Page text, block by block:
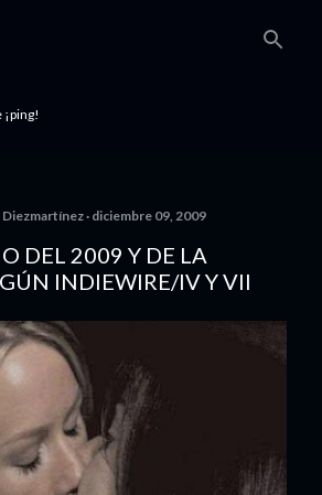
¡ping!
diciembre 09, 2009
DEL 2009 Y DE LA
INDIEWIRE/IV Y VII